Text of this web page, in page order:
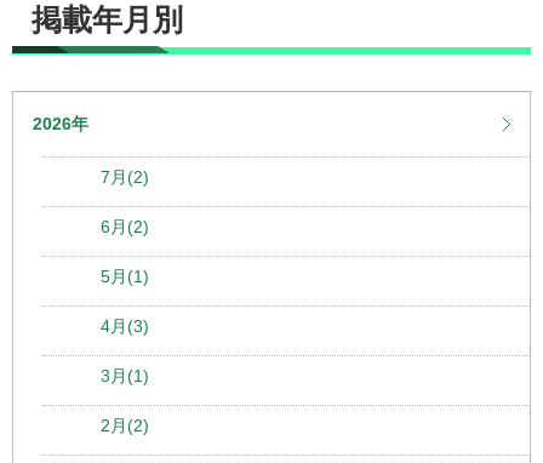
掲載年月別
2026年
7月(2)
6月(2)
5月(1)
4月(3)
3月(1)
2月(2)